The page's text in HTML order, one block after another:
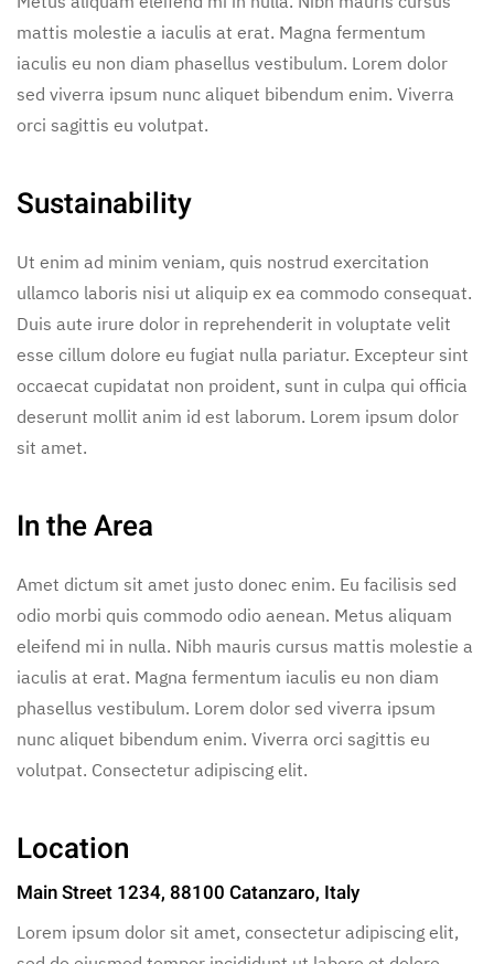
mattis molestie a iaculis at erat. Magna fermentum
iaculis eu non diam phasellus vestibulum. Lorem dolor
sed viverra ipsum nunc aliquet bibendum enim. Viverra
orci sagittis eu volutpat.
Sustainability
Ut enim ad minim veniam, quis nostrud exercitation
ullamco laboris nisi ut aliquip ex ea commodo consequat.
Duis aute irure dolor in reprehenderit in voluptate velit
esse cillum dolore eu fugiat nulla pariatur. Excepteur sint
occaecat cupidatat non proident, sunt in culpa qui officia
deserunt mollit anim id est laborum. Lorem ipsum dolor
sit amet.
In the Area
Amet dictum sit amet justo donec enim. Eu facilisis sed
odio morbi quis commodo odio aenean. Metus aliquam
eleifend mi in nulla. Nibh mauris cursus mattis molestie a
iaculis at erat. Magna fermentum iaculis eu non diam
phasellus vestibulum. Lorem dolor sed viverra ipsum
nunc aliquet bibendum enim. Viverra orci sagittis eu
volutpat. Consectetur adipiscing elit.
Location
Main Street 1234, 88100 Catanzaro, Italy
Lorem ipsum dolor sit amet, consectetur adipiscing elit,